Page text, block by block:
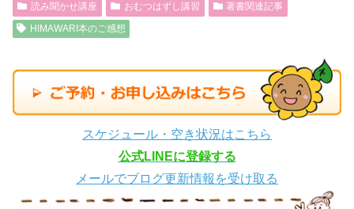
読み聞かせ講座
おむつはずし講習
著書関連記事
HIMAWARI本のご感想
スケジュール・空き状況はこちら
公式LINEに登録する
メールでブログ更新情報を受け取る